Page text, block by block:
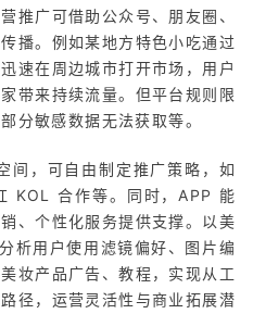
推广可借助公众号、朋友圈、
播。例如某地方特色小吃通过
速在周边城市打开市场，用户
带来持续流量。但平台规则限
分敏感数据无法获取等。
间，可自由制定推广策略，如
KOL 合作等。同时，APP 能
、个性化服务提供支撑。以美
析用户使用滤镜偏好、图片编
妆产品广告、教程，实现从工
径，运营灵活性与商业拓展潜